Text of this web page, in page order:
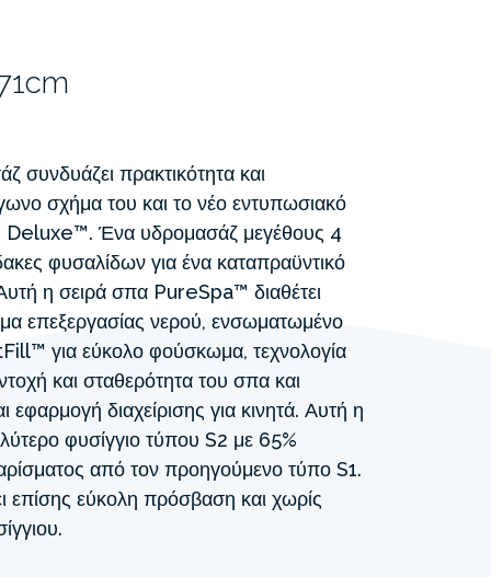
πρακτικότητα και
σχήμα του και το νέο εντυπωσιακό
Ένα υδρομασάζ μεγέθους 4
φυσαλίδων για ένα καταπραϋντικό
η σειρά σπα PureSpa™ διαθέτει
επεξεργασίας νερού, ενσωματωμένο
για εύκολο φούσκωμα, τεχνολογία
και σταθερότητα του σπα και
διαχείρισης για κινητά. Αυτή η
φυσίγγιο τύπου S2 με 65%
από τον προηγούμενο τύπο S1.
επίσης εύκολη πρόσβαση και χωρίς